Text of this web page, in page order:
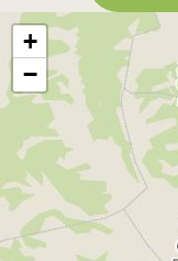
+
−